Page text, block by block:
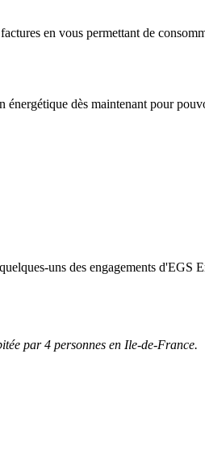
en vous permettant de
énergétique dès maintenant pour
uns des engagements d'EGS
par 4 personnes en Ile-de-France.